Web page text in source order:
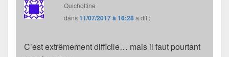
Quichottine
dans11/07/2017 à 16:28a dit :
C’est extrêmement difficile… mais il faut pourtant